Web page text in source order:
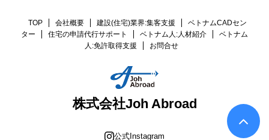
TOP 会社概要 建設(住宅)業界:集客支援
ベトナムCADセン
ター
住宅の申請代行サポート ベトナム人:人材紹介
ベトナム
人:免許取得支援
お問合せ
株式会社Joh Abroad
公式Instagram